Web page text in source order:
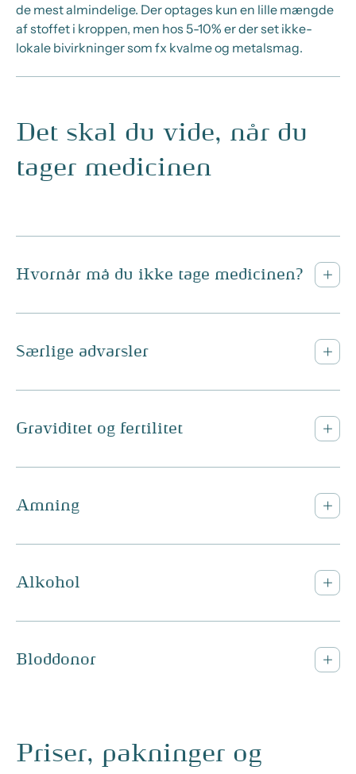
de mest almindelige. Der optages kun en lille mængde
af stoffet i kroppen, men hos 5-10% er der set ikke-
lokale bivirkninger som fx kvalme og metalsmag.
Det skal du vide, når du
tager medicinen
Hvornår må du ikke tage medicinen?
Særlige advarsler
Graviditet og fertilitet
Amning
Alkohol
Bloddonor
Priser, pakninger og